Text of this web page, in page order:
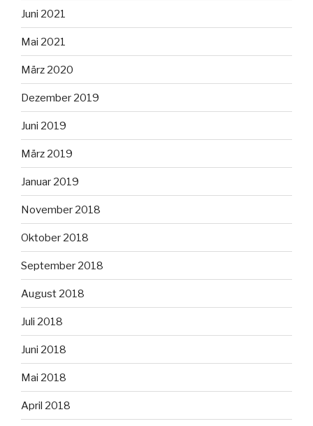
Juni 2021
Mai 2021
März 2020
Dezember 2019
Juni 2019
März 2019
Januar 2019
November 2018
Oktober 2018
September 2018
August 2018
Juli 2018
Juni 2018
Mai 2018
April 2018